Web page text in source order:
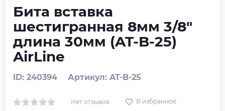
Бита вставка
шестигранная 8мм 3/8"
длина 30мм (AT-B-25)
AirLine
ID: 240394 Артикул: AT-B-25
Нет отзывов В избранное